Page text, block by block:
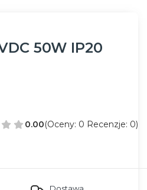
50W IP20
0.00(Oceny: 0 Recenzje: 0)
Dostawa